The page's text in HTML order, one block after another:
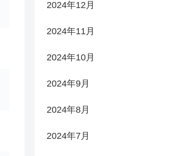
2024年12月
2024年11月
2024年10月
2024年9月
2024年8月
2024年7月